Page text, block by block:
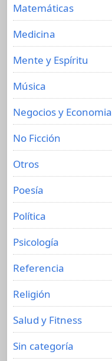
Matemáticas
Medicina
Mente y Espíritu
Música
Negocios y Economia
No Ficción
Otros
Poesía
Política
Psicología
Referencia
Religión
Salud y Fitness
Sin categoría